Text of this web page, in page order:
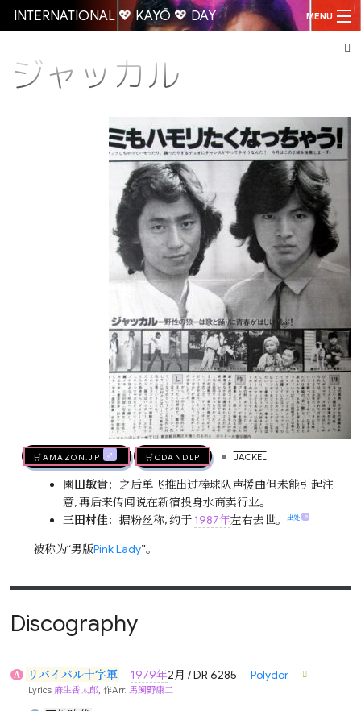
INTERNATIONAL 💖 KAYŌ 💖 DAY MENU
ジャッカル
🛒AMAZON.jp 🛒CDandLP • JACKEL
園田敏貴：之后单飞推出过棒球队声援曲但未能引起注
意, 再后来传闻说在新宿投身水商卖行业。
三田村佳：据粉丝称, 约于 1987年左右去世。 出处
被称为“男版Pink Lady”。
Discography
A リバイバル十字軍 1979年2月 / DR 6285 Polydor
Lyrics 麻生香太郎, 作Arr.馬飼野康二